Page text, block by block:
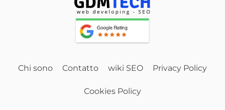
Chi sono Contatto wiki SEO Privacy Policy
Cookies Policy